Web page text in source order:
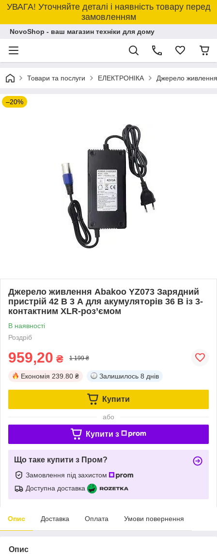
УВАГА! Уточняйте деталі і наявність товару перед
замовленням
NovoShop - ваш магазин техніки для дому
Товари та послуги ЕЛЕКТРОНІКА Джерело
–20%
Джерело живлення Abakoo YZ073 Зарядний
пристрій 42 В 3 А для акумуляторів 36 В із 3-
контактним XLR-роз’ємом
В наявності
Роздріб
959,20 ₴ 1 199 ₴
Економія 239.80 ₴ Залишилось 8 днів
Купити
або
Купити з
Що таке купити з Пром?
Замовлення під захистом
Доступна доставка
Опис Доставка Оплата Умови повернення
Опис